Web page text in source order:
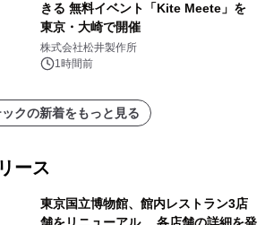
きる 無料イベント「Kite Meete」を
東京・大崎で開催
株式会社松井製作所
1時間前
ックの新着をもっと見る
ース
東京国立博物館、館内レストラン3店